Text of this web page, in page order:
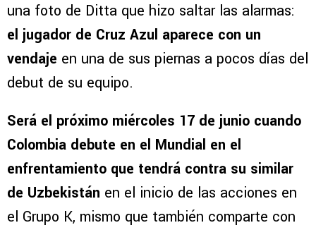
una foto de Ditta que hizo saltar las alarmas:
el jugador de Cruz Azul aparece con un
vendaje en una de sus piernas a pocos días del
debut de su equipo.
Será el próximo miércoles 17 de junio cuando
Colombia debute en el Mundial en el
enfrentamiento que tendrá contra su similar
de Uzbekistán en el inicio de las acciones en
el Grupo K, mismo que también comparte con